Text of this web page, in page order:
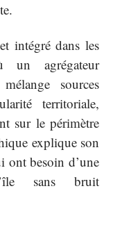
intégré dans les
un agrégateur
sources
territoriale,
sur le périmètre
explique son
ont besoin d’une
sans bruit